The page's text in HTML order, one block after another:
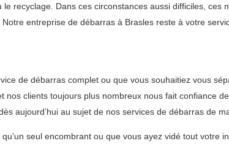
recyclage. Dans ces circonstances aussi difficiles,
entreprise de débarras à Brasles reste à votre
de débarras complet ou que vous souhaitiez vous
clients toujours plus nombreux nous fait confiance
aujourd’hui au sujet de nos services de débarras de
seul encombrant ou que vous ayez vidé tout votre